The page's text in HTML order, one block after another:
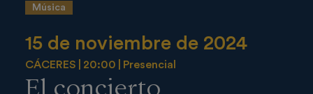
Música
15 de noviembre de 2024
CÁCERES 20:00 Presencial
El concierto